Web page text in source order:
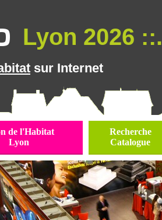
Lyon 2026 ::.
sur Internet
de l'Habitat
Lyon
Recherche
Catalogue